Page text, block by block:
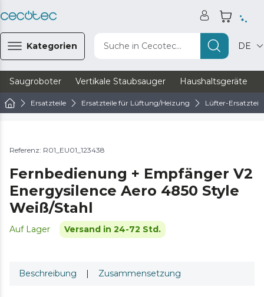
Kategorien Suche in Cecotec... DE
Saugroboter Vertikale Staubsauger Haushaltsgeräte
Ersatzteile Ersatzteile für Lüftung/Heizung Lüfter-Ersatzteile
Referenz: R01_EU01_123438
Fernbedienung + Empfänger V2
Energysilence Aero 4850 Style
Weiß/Stahl
Auf Lager Versand in 24-72 Std.
Beschreibung | Zusammensetzung